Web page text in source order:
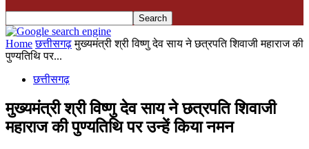
Home छत्तीसगढ़ मुख्यमंत्री श्री विष्णु देव साय ने छत्रपति शिवाजी महाराज की
पुण्यतिथि पर...
छत्तीसगढ़
मुख्यमंत्री श्री विष्णु देव साय ने छत्रपति शिवाजी
महाराज की पुण्यतिथि पर उन्हें किया नमन